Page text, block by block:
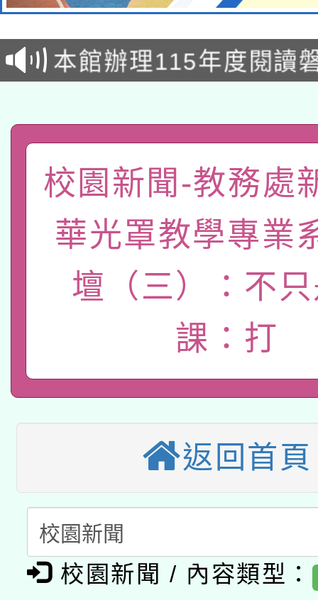
招甄選結果公告(無人
招)
適應運動共學行動站研
本館辦理115年度閱讀
暨閱讀推動專業研習
科技賦能─人工智慧
礎課程
A3數位素養講師名單
pilot」
有關大陸委員會函釋公
薪期間赴陸應申請許可
轉知經濟部水利署委託
業技術研究院辦理「
用水績優單位及節水達
115年8月22日(星期六
桃園市孔廟祈福系列
開 智慧啟航」
2026年桃園地景藝術
本校115學年度第2次
招甄選結果公告(無人
本館辦理115年度閱讀
暨閱讀推動專業研習
科技賦能─人工智慧
A3數位素養講師名單
「數位內容與教學軟體
pilot」
有關大陸委員會函釋公
薪期間赴陸應申請許可
轉知經濟部水利署委託
校園新聞-教務處
華光罩教學專業
壇（三）：不
課：打
返回首頁
校園新聞 / 內容類型：